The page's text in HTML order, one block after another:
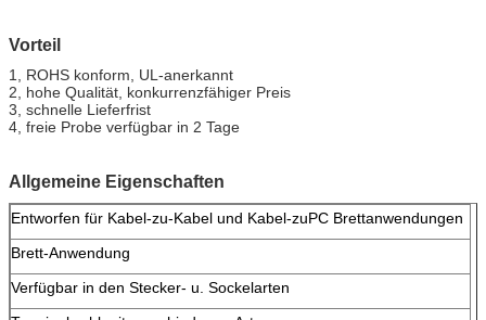
Vorteil
1, ROHS konform, UL-anerkannt
2, hohe Qualität, konkurrenzfähiger Preis
3, schnelle Lieferfrist
4, freie Probe verfügbar in 2 Tage
Allgemeine Eigenschaften
Entworfen für Kabel-zu-Kabel und Kabel-zuPC Brettanwendungen
Brett-Anwendung
Verfügbar in den Stecker- u. Sockelarten